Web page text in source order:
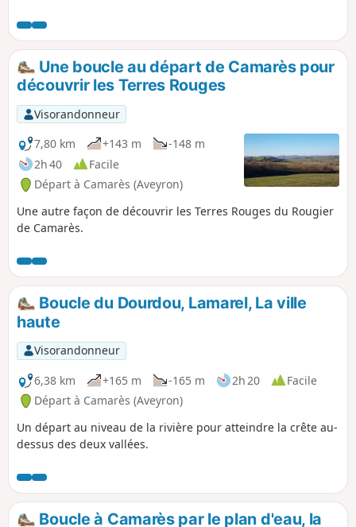
ruines de l'ancienne citée fortifiée, le
château en cours de réhabilitation, la
roseraie, et profitez de la vue panoramique
depuis l'ancien clocher.
Une boucle au départ de Camarès pour
découvrir les Terres Rouges
Visorandonneur
7,80 km
+143 m
-148 m
2h 40
Facile
Départ à Camarès (Aveyron)
Une autre façon de découvrir les Terres Rouges du Rougier
de Camarès.
Boucle du Dourdou, Lamarel, La ville
haute
Visorandonneur
6,38 km
+165 m -165 m 2h 20
Facile
Départ à Camarès (Aveyron)
Un départ au niveau de la rivière pour atteindre la crête au-
dessus des deux vallées.
Boucle à Camarès par le plan d'eau, la